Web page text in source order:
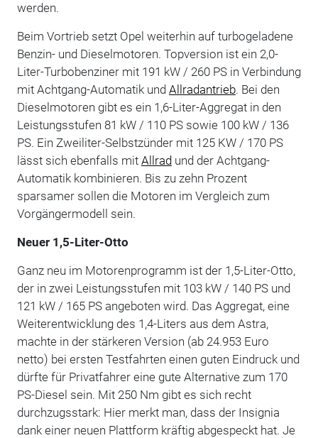
werden.
Beim Vortrieb setzt Opel weiterhin auf turbogeladene
Benzin- und Dieselmotoren. Topversion ist ein 2,0-
Liter-Turbobenziner mit 191 kW / 260 PS in Verbindung
mit Achtgang-Automatik und Allradantrieb. Bei den
Dieselmotoren gibt es ein 1,6-Liter-Aggregat in den
Leistungsstufen 81 kW / 110 PS sowie 100 kW / 136
PS. Ein Zweiliter-Selbstzünder mit 125 KW / 170 PS
lässt sich ebenfalls mit Allradund der Achtgang-
Automatik kombinieren. Bis zu zehn Prozent
sparsamer sollen die Motoren im Vergleich zum
Vorgängermodell sein.
Neuer 1,5-Liter-Otto
Ganz neu im Motorenprogramm ist der 1,5-Liter-Otto,
der in zwei Leistungsstufen mit 103 kW / 140 PS und
121 kW / 165 PS angeboten wird. Das Aggregat, eine
Weiterentwicklung des 1,4-Liters aus dem Astra,
machte in der stärkeren Version (ab 24.953 Euro
netto) bei ersten Testfahrten einen guten Eindruck und
dürfte für Privatfahrer eine gute Alternative zum 170
PS-Diesel sein. Mit 250 Nm gibt es sich recht
durchzugsstark: Hier merkt man, dass der Insignia
dank einer neuen Plattform kräftig abgespeckt hat. Je